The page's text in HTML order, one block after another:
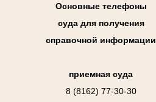
Основные телефоны
суда для получения
справочной информации
приемная суда
8 (8162) 77-30-30